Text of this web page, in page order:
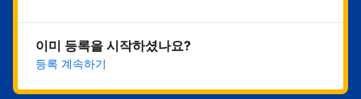
이미 등록을 시작하셨나요?
등록 계속하기